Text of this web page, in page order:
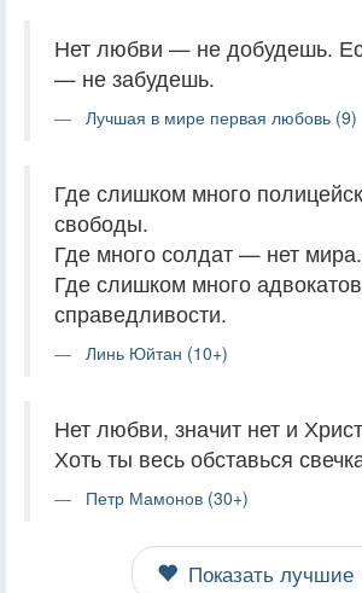
Нет любви — не добудешь.
— не забудешь.
Лучшая в мире первая любовь (9)
Где слишком много
свободы.
Где много солдат — нет мира.
Где слишком много
справедливости.
Линь Юйтан (10+)
Нет любви, значит нет и
Хоть ты весь обставься
Петр Мамонов (30+)
Показать лучшие